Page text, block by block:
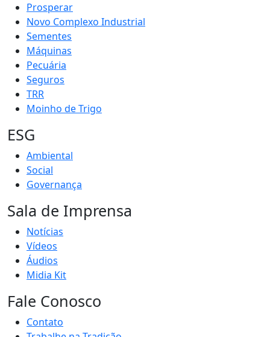
Prosperar
Novo Complexo Industrial
Sementes
Máquinas
Pecuária
Seguros
TRR
Moinho de Trigo
ESG
Ambiental
Social
Governança
Sala de Imprensa
Notícias
Vídeos
Áudios
Midia Kit
Fale Conosco
Contato